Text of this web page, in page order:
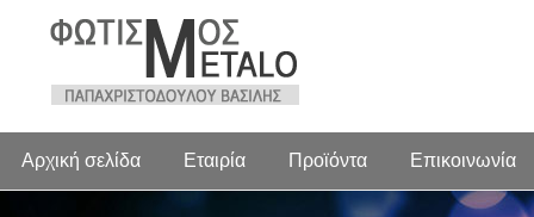
Αρχική σελίδα Εταιρία Προϊόντα Επικοινωνία